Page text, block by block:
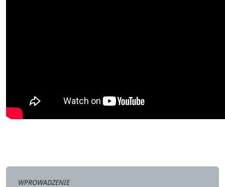
WPROWADZENIE